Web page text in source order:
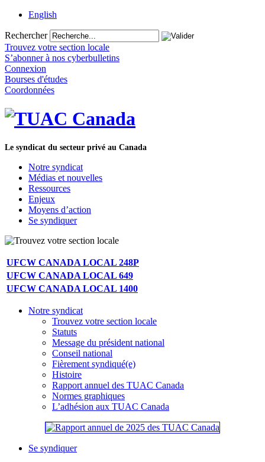
English
Rechercher
Trouvez votre section locale
S’abonner à nos cyberbulletins
Connexion
Bourses d'études
Coordonnées
Le syndicat du secteur privé au Canada
Notre syndicat
Médias et nouvelles
Ressources
Enjeux
Moyens d’action
Se syndiquer
UFCW CANADA LOCAL 248P
UFCW CANADA LOCAL 649
UFCW CANADA LOCAL 1400
Notre syndicat
Trouvez votre section locale
Statuts
Message du président national
Conseil national
Fièrement syndiqué(e)
Histoire
Rapport annuel des TUAC Canada
Normes graphiques
L’adhésion aux TUAC Canada
Se syndiquer